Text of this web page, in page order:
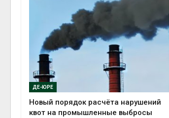
ДЕ-ЮРЕ
Новый порядок расчёта нарушений
квот на промышленные выбросы